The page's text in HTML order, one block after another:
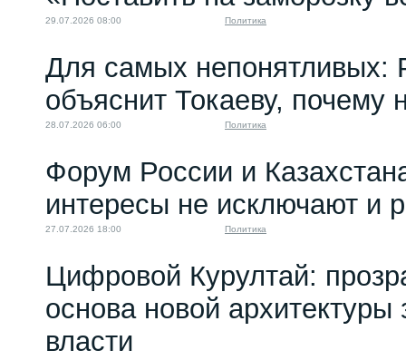
29.07.2026 08:00 Политика
Для самых непонятливых:
объяснит Токаеву,
28.07.2026 06:00 Политика
Форум России и
интересы не исключают и
27.07.2026 18:00 Политика
Цифровой Курултай:
основа новой архитектуры
власти